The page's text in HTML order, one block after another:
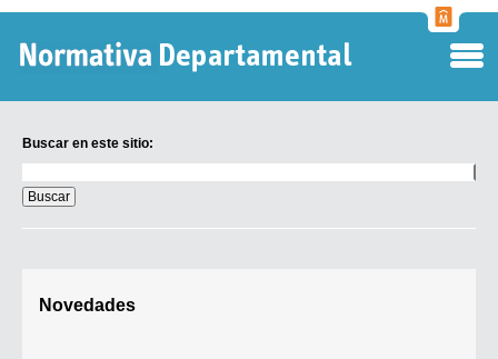
Buscar en este sitio:
en
este
sitio:
Novedades